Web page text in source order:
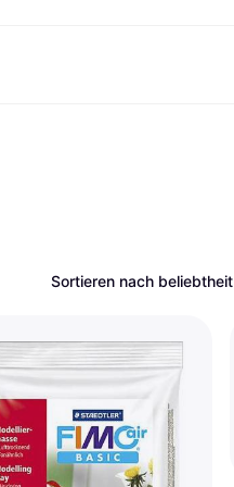
Sortieren nach beliebtheit